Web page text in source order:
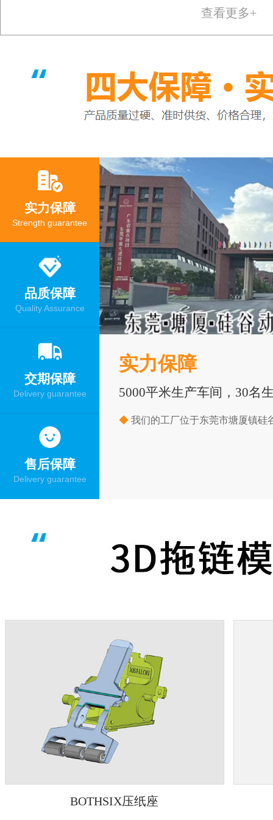
查看更多+
实力保障
Strength guarantee
品质保障
Quality Assurance
交期保障
Delivery guarantee
售后保障
Delivery guarantee
实力保障
5000平米生产车间，30名
◆ 我们的工厂位于东莞市塘厦镇硅
BOTHSIX压纸座